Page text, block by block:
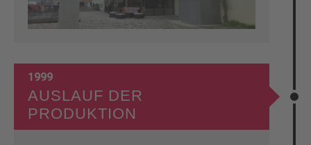
1999
AUSLAUF DER
PRODUKTION